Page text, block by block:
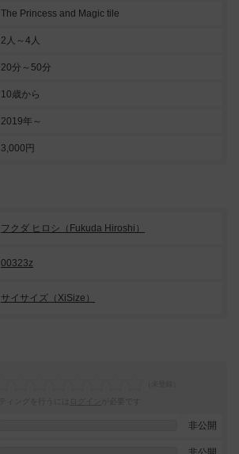
The Princess and Magic tile
2人～4人
20分～50分
10歳から
2019年～
3,000円
フクダ ヒロシ（Fukuda Hiroshi）
00323z
サイサイズ（XiSize）
非公開